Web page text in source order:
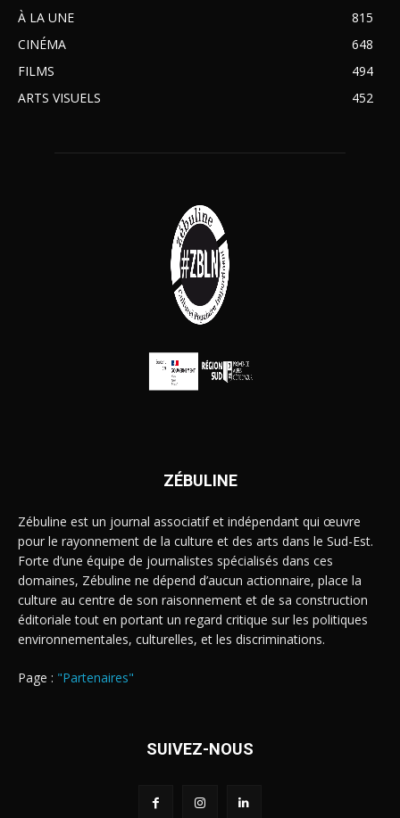
À LA UNE
815
CINÉMA
648
FILMS
494
ARTS VISUELS
452
ZÉBULINE
Zébuline est un journal associatif et indépendant qui œuvre
pour le rayonnement de la culture et des arts dans le Sud-Est.
Forte d’une équipe de journalistes spécialisés dans ces
domaines, Zébuline ne dépend d’aucun actionnaire, place la
culture au centre de son raisonnement et de sa construction
éditoriale tout en portant un regard critique sur les politiques
environnementales, culturelles, et les discriminations.
Page : "Partenaires"
SUIVEZ-NOUS